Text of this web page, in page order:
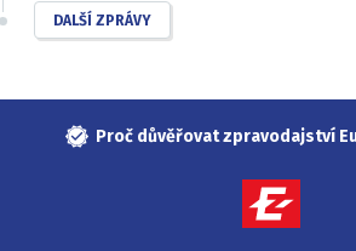
DALŠÍ ZPRÁVY
Proč důvěřovat zpravodajství